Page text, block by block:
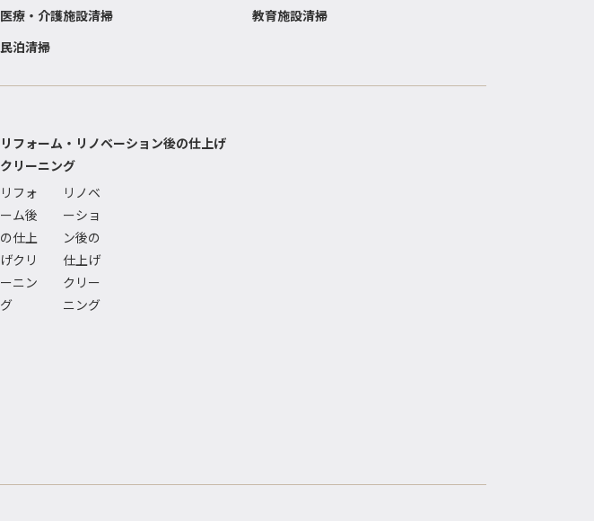
医療・介護施設清掃
教育施設清掃
民泊清掃
リフォーム・リノベーション後の仕上げ
クリーニング
リフォ
ーム後
の仕上
げクリ
ーニン
グ
リノベ
ーショ
ン後の
仕上げ
クリー
ニング